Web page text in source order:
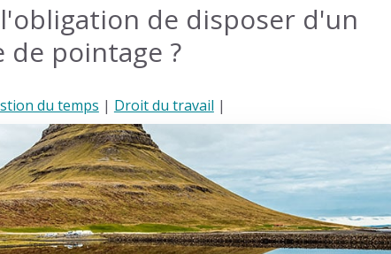
de disposer d'un
de pointage ?
du temps | Droit du travail |